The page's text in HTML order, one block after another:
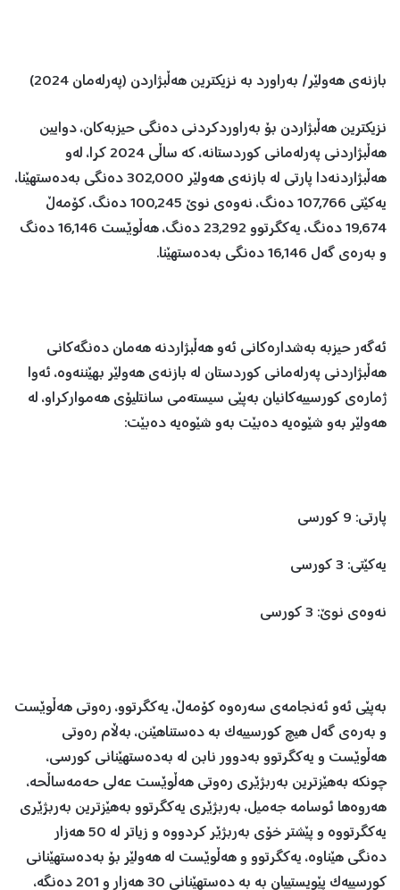
بازنەی هەولێر/ بەراورد بە نزیکترین هەڵبژاردن (پەرلەمان 2024)
نزیکترین هەڵبژاردن بۆ بەراوردکردنی دەنگی حیزبەکان، دوایین
هەڵبژاردنی پەرلەمانی کوردستانە، کە ساڵی 2024 کرا، لەو
هەڵبژاردنەدا پارتی لە بازنەی هەولێر 302,000 دەنگی بەدەستهێنا،
یەکێتی 107,766 دەنگ، نەوەی نوێ 100,245 دەنگ، کۆمەڵ
19,674 دەنگ، یەکگرتوو 23,292 دەنگ، هەڵوێست 16,146 دەنگ
و بەرەی گەل 16,146 دەنگی بەدەستهێنا.
ئەگەر حیزبە بەشدارەکانی ئەو هەڵبژاردنە هەمان دەنگەکانی
هەڵبژاردنی پەرلەمانی کوردستان لە بازنەی هەولێر بهێننەوە، ئەوا
ژمارەی کورسییەکانیان بەپێی سیستەمی سانتلیۆی هەموارکراو، لە
هەولێر بەو شێوەیە دەبێت بەو شێوەیە دەبێت:
پارتی: 9 کورسی
یەکێتی: 3 کورسی
نەوەی نوێ: 3 کورسی
بەپێی ئەو ئەنجامەی سەرەوە کۆمەڵ، یەکگرتوو، رەوتی هەڵوێست
و بەرەی گەل هیچ کورسییەک بە دەستناهێنن، بەڵام رەوتی
هەڵوێست و یەکگرتوو بەدوور نابن لە بەدەستهێنانی کورسی،
چونکە بەهێزترین بەربژێری رەوتی هەڵوێست عەلی حەمەساڵحە،
هەروەها ئوسامە جەمیل، بەربژێری یەکگرتوو بەهێزترین بەربژێری
یەکگرتووە و پێشتر خۆی بەربژێر کردووە و زیاتر لە 50 هەزار
دەنگی هێناوە، یەکگرتوو و هەڵوێست لە هەولێر بۆ بەدەستهێنانی
کورسییەک پێویستییان بە بە دەستهێنانی 30 هەزار و 201 دەنگە،